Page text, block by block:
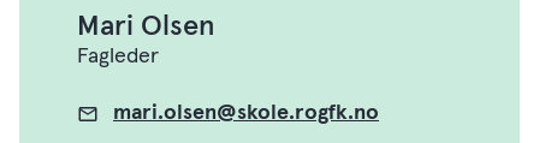
Mari Olsen
Fagleder
E-
mari.olsen@skole.rogfk.no